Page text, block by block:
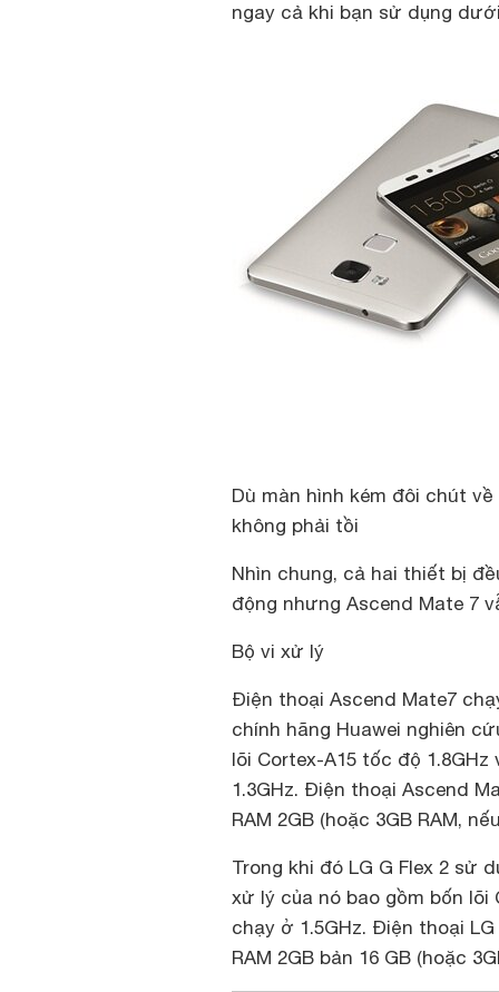
ngay cả khi bạn sử dụng
Dù màn hình kém đôi chút
không phải tồi
Nhìn chung, cả hai thiết bị
động nhưng Ascend Mate 7
Bộ vi xử lý
Điện thoại Ascend Mate7
chính hãng Huawei nghiên
lõi Cortex-A15 tốc độ
1.3GHz. Điện thoại Ascend
RAM 2GB (hoặc 3GB RAM,
Trong khi đó LG G Flex 2 sử
xử lý của nó bao gồm bốn lõi
chạy ở 1.5GHz. Điện thoại
RAM 2GB bản 16 GB (hoặc